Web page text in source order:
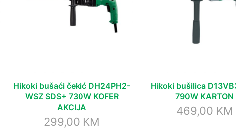
Hikoki bušaći čekić DH24PH2-
WSZ SDS+ 730W KOFER
AKCIJA
299,00 KM
Hikoki bušilica
790W KARTON
469,00 KM